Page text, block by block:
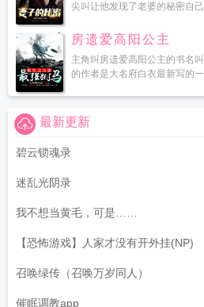
尖叫让他发现了老婆的秘密自
房遗爱高阳公主
主角叫房遗爱高阳公主的书名
的作者是大名府白衣最新写的
最新更新
碧云锁魂录
迷乱光阴录
我不想当黄毛，可是……
【恐怖游戏】人家才没有开外挂(NP)
召唤绿传（召唤万岁同人）
催眠调教app